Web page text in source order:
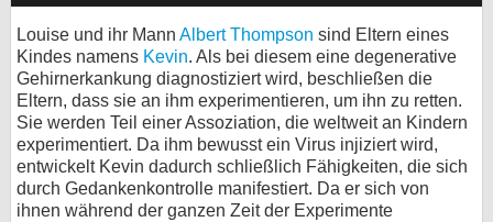
Louise und ihr Mann Albert Thompson sind Eltern eines
Kindes namens Kevin. Als bei diesem eine degenerative
Gehirnerkankung diagnostiziert wird, beschließen die
Eltern, dass sie an ihm experimentieren, um ihn zu retten.
Sie werden Teil einer Assoziation, die weltweit an Kindern
experimentiert. Da ihm bewusst ein Virus injiziert wird,
entwickelt Kevin dadurch schließlich Fähigkeiten, die sich
durch Gedankenkontrolle manifestiert. Da er sich von
ihnen während der ganzen Zeit der Experimente
Kontakt
Nutzungsbedingungen
Datenschutz
Cookie-Einstellungen